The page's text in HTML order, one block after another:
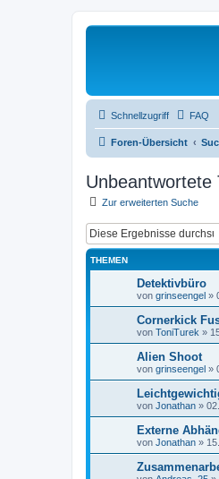
Schnellzugriff FAQ
Foren-Übersicht
Unbeantwortete
Zur erweiterten Suche
THEMEN
Detektivbüro
von grinseengel »
Cornerkick
von ToniTurek »
Alien Shoot
von grinseengel »
von Jonathan »
Externe
von Jonathan »